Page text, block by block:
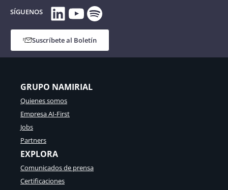
SÍGUENOS LinkedIn
YouTube
Spotify
Suscríbete al Boletín
GRUPO NAMIRIAL
Quienes somos
Empresa AI-First
Jobs
Partners
EXPLORA
Comunicados de prensa
Certificaciones